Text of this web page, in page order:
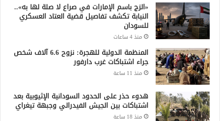
«الزج باسم الإمارات في صراع لا صلة لها به»..
النيابة تكشف تفاصيل قضية العتاد العسكري
للسودان
منذ 4 ساعات
المنظمة الدولية للهجرة: نزوح 6.6 آلاف شخص
جراء اشتباكات غرب دارفور
منذ 11 ساعة
هدوء حذر على الحدود السودانية الإثيوبية بعد
اشتباكات بين الجيش الفيدرالي وجبهة تيغراي
منذ 18 ساعة